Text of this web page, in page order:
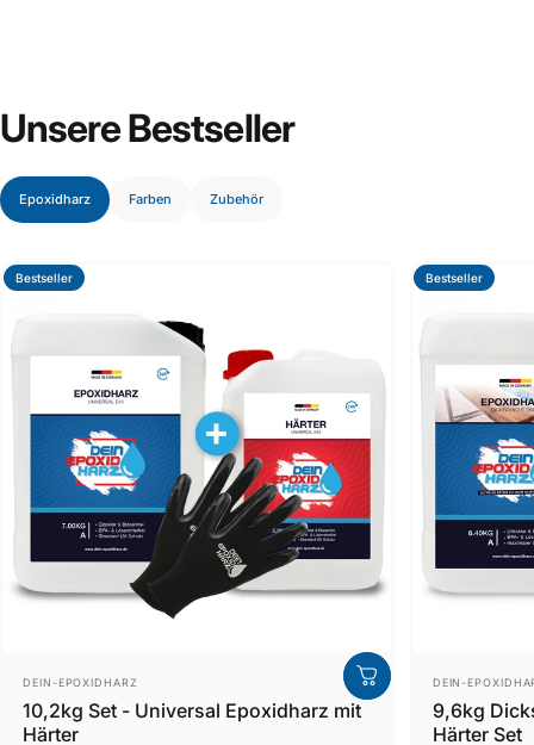
UnsereBestseller
Epoxidharz Farben Zubehör
Bestseller
Verkäufer
DEIN-EPOXIDHARZ
10,2kg Set - Universal Epoxidharz mit
Härter
Bestseller
Verkäufer
DEIN-
9,6kg
Härter Set